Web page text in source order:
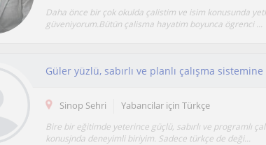
Daha önce bir çok okulda çalistim ve isim konusunda
güveniyorum.Bütün çalisma hayatim boyunca ögrenci ...
Sinop Sehri Yabancilar için Türkçe
Bire bir eğitimde yeterince güçlü, sabırlı ve programlı
konusjnda deneyimli biriyim. Sadece türkçe de deği...